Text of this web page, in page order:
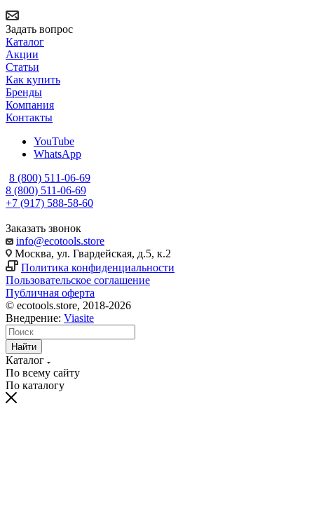
Задать вопрос
Каталог
Акции
Статьи
Как купить
Бренды
Компания
Контакты
YouTube
WhatsApp
8 (800) 511-06-69
8 (800) 511-06-69
+7 (917) 588-58-60
Заказать звонок
info@ecotools.store
Москва, ул. Гвардейская, д.5, к.2
Политика конфиденциальности
Пользовательское соглашение
Публичная оферта
© ecotools.store, 2018-2026
Внедрение: Viasite
Найти
Каталог
По всему сайту
По каталогу